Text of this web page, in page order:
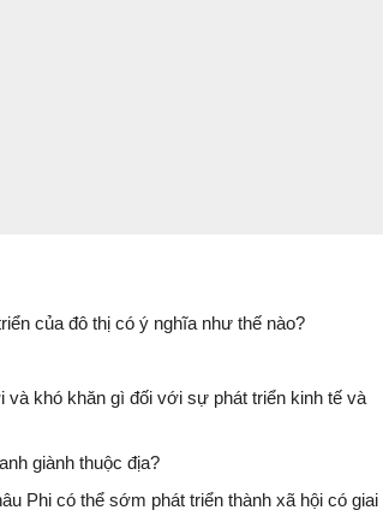
của đô thị có ý nghĩa như thế nào?
khó khăn gì đối với sự phát triển kinh tế và
giành thuộc địa?
Phi có thể sớm phát triển thành xã hội có giai